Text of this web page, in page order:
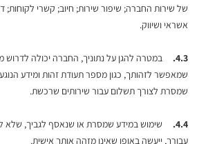
של שירות החברה; שיפור שירות; חיוב; קשרי לקוחות;
אשראי ושיווק.
4.3.
במטרה להגן על נתוניך, החברה יכולה
שמאפשר לזהותך, כגון מספר תעודת זהות ומידע
שמסרת לצורך תשלום עבור שירותים שרכשת.
4.4.
שימוש במידע שמסרת או שנאסף לגביך, שלא
עבורך, ייעשה באופן שאינו מזהה אותך אישית.